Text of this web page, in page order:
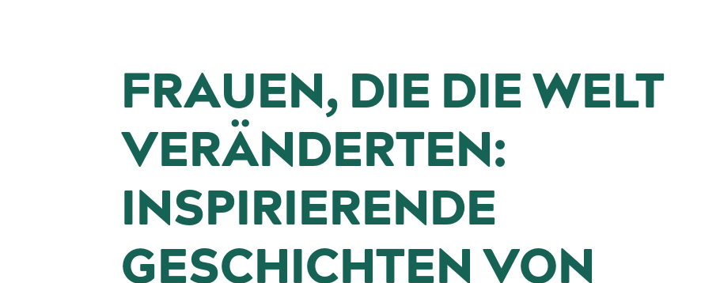
FRAUEN, DIE DIE WELT
VERÄNDERTEN:
INSPIRIERENDE
GESCHICHTEN VON